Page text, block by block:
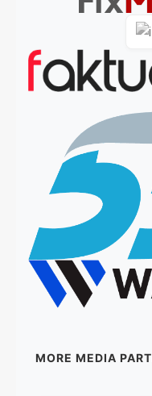
MORE MEDIA